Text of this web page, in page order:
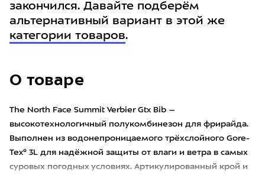
О товаре
The North Face Summit Verbier Gtx Bib –
высокотехнологичный полукомбинезон для фрирайда.
Выполнен из водонепроницаемого трёхслойного Gore-
Tex® 3L для надёжной защиты от влаги и ветра в самых
суровых погодных условиях. Артикулированный крой и
закончился. Давайте подберём
альтернативный вариант в этой же
категории товаров.